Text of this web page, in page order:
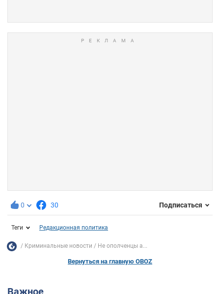
0 30 Подписаться
Теги Редакционная политика
Криминальные новости Не ополченцы а...
Вернуться на главную OBOZ
Важное